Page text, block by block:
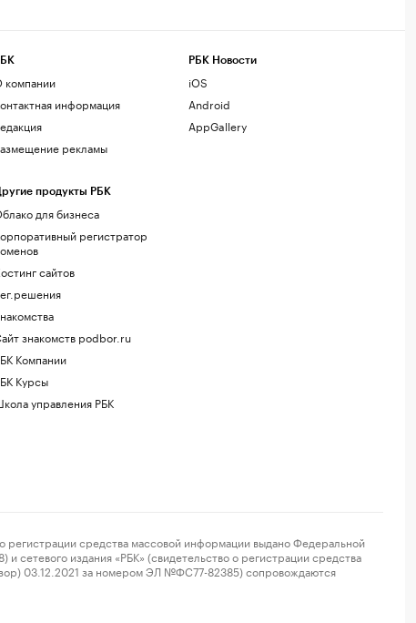
компании
информация
рекламы
продукты РБК
для бизнеса
регистратор
сайтов
знакомств podbor.ru
Компании
Курсы
управления РБК
РБК Новости
iOS
Android
AppGallery
средства массовой информации выдано Федеральной
издания «РБК» (свидетельство о регистрации средства
03.12.2021 за номером ЭЛ №ФС77-82385) сопровождаются